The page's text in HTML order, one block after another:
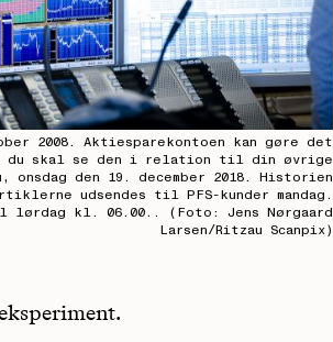
2008. Aktiesparekontoen kan gøre det
du skal se den i relation til din øvrige
den 19. december 2018. Historien
udsendes til PFS-kunder mandag.
lørdag kl. 06.00.. (Foto: Jens Nørgaard
Larsen/Ritzau Scanpix)